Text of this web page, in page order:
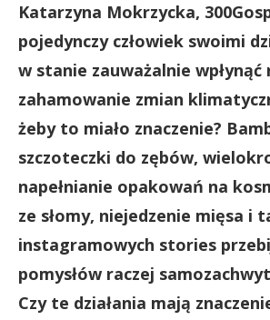
Katarzyna Mokrzycka,
pojedynczy człowiek swoimi
w stanie zauważalnie wpłynąć
zahamowanie zmian
żeby to miało znaczenie?
szczoteczki do zębów,
napełnianie opakowań na
ze słomy, niejedzenie mięsa i
instagramowych stories
pomysłów raczej
Czy te działania mają